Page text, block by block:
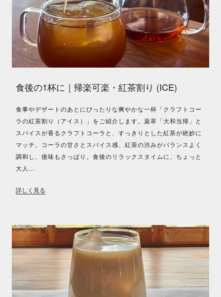
食後の1杯に｜帰楽可楽・紅茶割り (ICE)
食事やデザートのあとにぴったりな爽やかな一杯「クラフトコー
ラの紅茶割り（アイス）」をご紹介します。薬草「大和当帰」と
スパイスが香るクラフトコーラと、すっきりとした紅茶が絶妙に
マッチ。コーラの甘さとスパイス感、紅茶の渋みがバランスよく
調和し、後味もさっぱり。食後のリラックスタイムに、ちょっと
大人...
詳しく見る